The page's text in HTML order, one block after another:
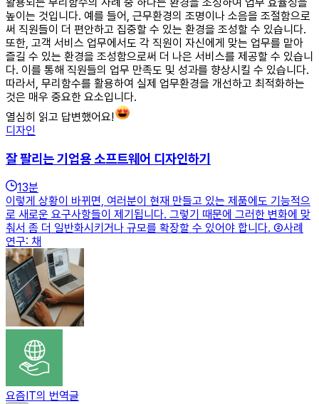
높이는 것입니다. 예를 들어, 근무환경의 조명이나 소음을 조절함으로
써 직원들이 더 편안하고 집중할 수 있는 환경을 조성할 수 있습니다.
또한, 고객 서비스 업무에서도 각 직원이 자신에게 맞는 업무를 맡아
즐길 수 있는 환경을 조성함으로써 더 나은 서비스를 제공할 수 있습니
다. 이를 통해 직원들의 업무 만족도 및 성과를 향상시킬 수 있습니다.
따라서, 무리함수를 활용하여 실제 업무환경을 개선하고 최적화하는
것은 매우 중요한 요소입니다.
열심히 읽고 답변했어요!
디자인
잘 팔리는 기업용 소프트웨어 디자인하기
13분
이렇게 상황이 바뀌면, 여러분이 현재 만들고 있는 제품에도 기능적으
로 새로운 요구사항들이 제기됩니다. 그렇기 때문에 그러한 변화에 맞
춰서 좀 더 일반화시키거나 규모를 확장할 수 있어야 합니다. ②사례
연구: 채
요즘IT의 번역글